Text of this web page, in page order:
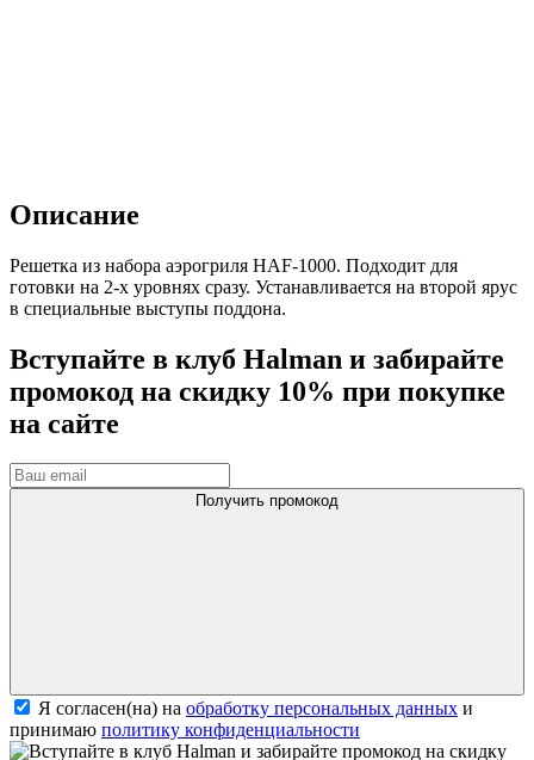
Описание
Решетка из набора аэрогриля HAF-1000. Подходит для
готовки на 2-х уровнях сразу. Устанавливается на второй ярус
в специальные выступы поддона.
Вступайте в клуб Halman и забирайте
промокод на скидку 10% при покупке
на сайте
Получить промокод
Я согласен(на) на обработку персональных данных и
принимаю политику конфиденциальности